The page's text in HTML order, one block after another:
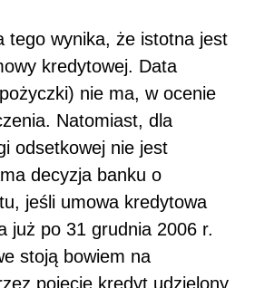
tego wynika, że istotna jest
kredytowej. Data
nie ma, w ocenie
Natomiast, dla
odsetkowej nie jest
decyzja banku o
jeśli umowa kredytowa
już po 31 grudnia 2006 r.
stoją bowiem na
pojęcie kredyt udzielony